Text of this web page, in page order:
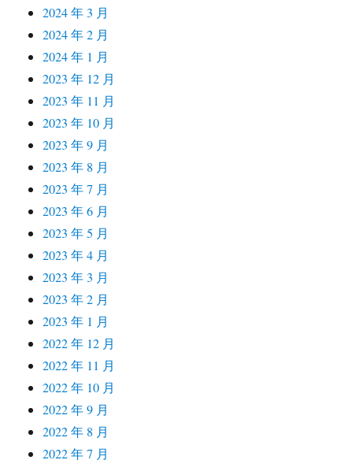
2024 年 3 月
2024 年 2 月
2024 年 1 月
2023 年 12 月
2023 年 11 月
2023 年 10 月
2023 年 9 月
2023 年 8 月
2023 年 7 月
2023 年 6 月
2023 年 5 月
2023 年 4 月
2023 年 3 月
2023 年 2 月
2023 年 1 月
2022 年 12 月
2022 年 11 月
2022 年 10 月
2022 年 9 月
2022 年 8 月
2022 年 7 月